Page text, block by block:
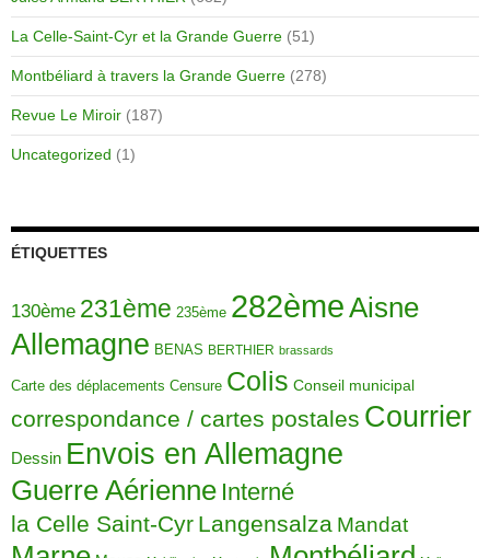
La Celle-Saint-Cyr et la Grande Guerre (51)
Montbéliard à travers la Grande Guerre (278)
Revue Le Miroir (187)
Uncategorized (1)
ÉTIQUETTES
130ème 231ème 235ème 282èmeAisne
Allemagne BENAS BERTHIER brassards
Carte des déplacements Censure Colis Conseil municipal
correspondance / cartes postales Courrier
Dessin Envois en Allemagne
Guerre Aérienne Interné
la Celle Saint-Cyr Langensalza Mandat